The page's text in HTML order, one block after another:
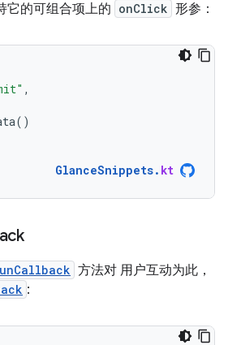
它的可组合项上的 onClick 形参：
,
()
GlanceSnippets. kt
方法对 用户互动为此，
: